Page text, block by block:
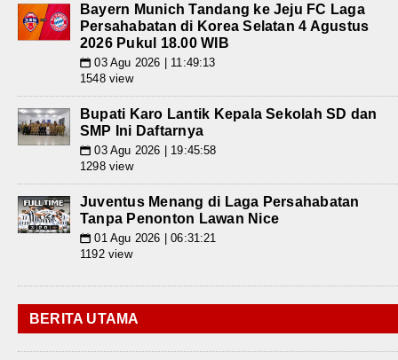
Bayern Munich Tandang ke Jeju FC Laga
Persahabatan di Korea Selatan 4 Agustus
2026 Pukul 18.00 WIB
📅 03 Agu 2026 | 11:49:13
1548 view
Bupati Karo Lantik Kepala Sekolah SD dan
SMP Ini Daftarnya
📅 03 Agu 2026 | 19:45:58
1298 view
Juventus Menang di Laga Persahabatan
Tanpa Penonton Lawan Nice
📅 01 Agu 2026 | 06:31:21
1192 view
BERITA UTAMA